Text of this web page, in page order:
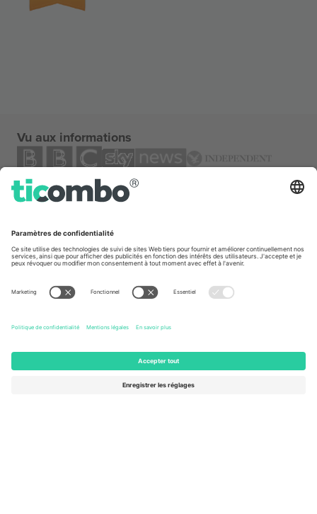
Vu aux informations
TixProtect
Programme d'affiliation
Comment ça marche
Centre d'information sur la Coupe
Nous contacter